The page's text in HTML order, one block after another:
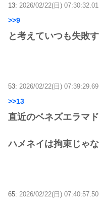
13: 2026/02/22(日)
>>9
と考えていつも失敗
53: 2026/02/22(日)
>>13
直近のベネズエラマ
ハメネイは拘束じゃ
65: 2026/02/22(日)